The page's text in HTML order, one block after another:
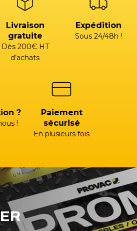
Livraison
gratuite
Dès 200€ HT
d’achats
Expédition
Sous 24/48h !
?
!
Paiement
sécurisé
En plusieurs fois